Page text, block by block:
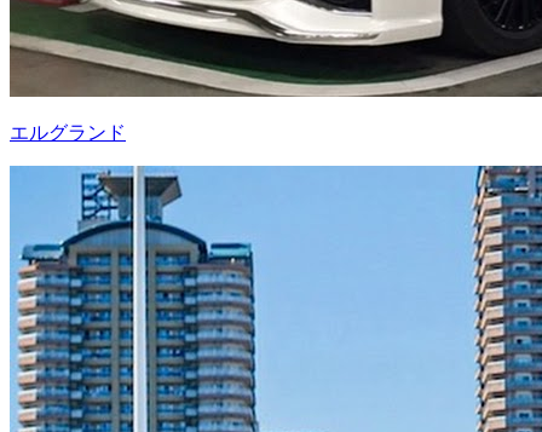
エルグランド